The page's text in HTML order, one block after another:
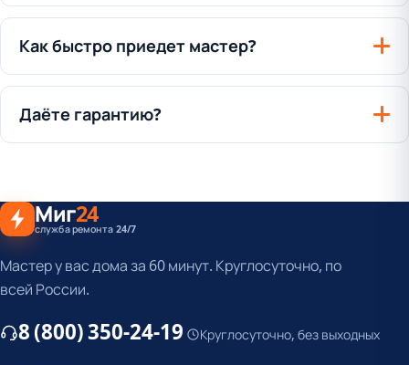
Как быстро приедет мастер?
Даёте гарантию?
Миг24
служба ремонта 24/7
Мастер у вас дома за 60 минут. Круглосуточно, по
всей России.
8 (800) 350-24-19 Круглосуточно, без выходных